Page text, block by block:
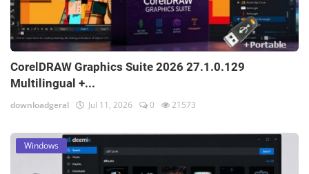
CorelDRAW Graphics Suite 2026 27.1.0.129
Multilingual +...
downloadgeral Jul 11, 2026 0 21573
Windows